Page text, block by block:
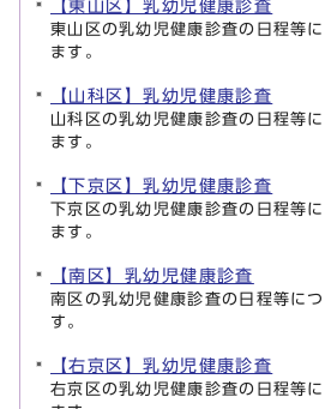
【東山区】乳幼児健康診査
東山区の乳幼児健康診査の日程等
ます。
【山科区】乳幼児健康診査
山科区の乳幼児健康診査の日程等
ます。
【下京区】乳幼児健康診査
下京区の乳幼児健康診査の日程等
ます。
【南区】乳幼児健康診査
南区の乳幼児健康診査の日程等に
す。
【右京区】乳幼児健康診査
右京区の乳幼児健康診査の日程等